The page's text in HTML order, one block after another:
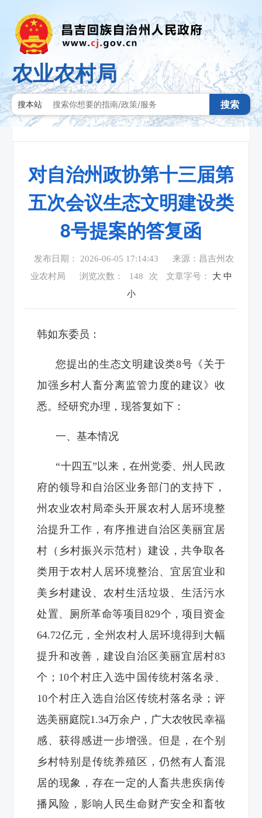
农业农村局
搜本站 搜索
对自治州政协第十三届第
五次会议生态文明建设类
8号提案的答复函
发布日期： 2026-06-05 17:14:43
来源：昌吉州农
业农村局
浏览次数： 148 次 文章字号： 大 中
小
韩如东委员：
您提出的生态文明建设类8号《关于
加强乡村人畜分离监管力度的建议》收
悉。经研究办理，现答复如下：
一、基本情况
“十四五”以来，在州党委、州人民政
府的领导和自治区业务部门的支持下，
州农业农村局牵头开展农村人居环境整
治提升工作，有序推进自治区美丽宜居
村（乡村振兴示范村）建设，共争取各
类用于农村人居环境整治、宜居宜业和
美乡村建设、农村生活垃圾、生活污水
处置、厕所革命等项目829个，项目资金
64.72亿元，全州农村人居环境得到大幅
提升和改善，建设自治区美丽宜居村83
个；10个村庄入选中国传统村落名录、
10个村庄入选自治区传统村落名录；评
选美丽庭院1.34万余户，广大农牧民幸福
感、获得感进一步增强。但是，在个别
乡村特别是传统养殖区，仍然有人畜混
居的现象，存在一定的人畜共患疾病传
播风险，影响人民生命财产安全和畜牧